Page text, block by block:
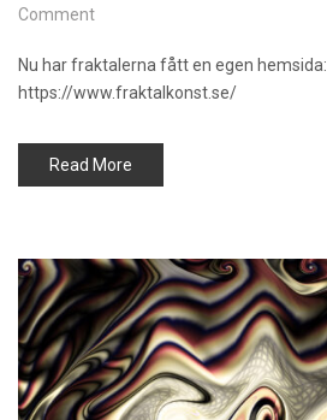
Commenton
hemsida
för
Nu har fraktalerna fått en egen hemsida:
https://www.fraktalkonst.se/
Read More